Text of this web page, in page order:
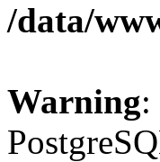
/data/
Warning: